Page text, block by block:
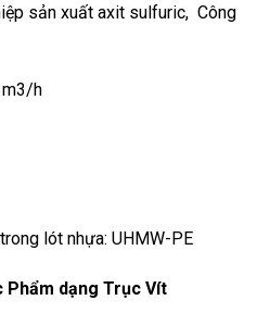
sản xuất axit sulfuric, Công
m3/h
lót nhựa: UHMW-PE
Phẩm dạng Trục Vít